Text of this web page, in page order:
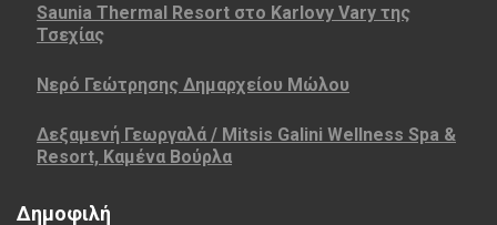
Saunia Thermal Resort στο Karlovy Vary της
Τσεχίας
Νερό Γεώτρησης Δημαρχείου Μώλου
Δεξαμενή Γεωργαλά / Mitsis Galini Wellness Spa &
Resort, Καμένα Βούρλα
Δημοφιλή